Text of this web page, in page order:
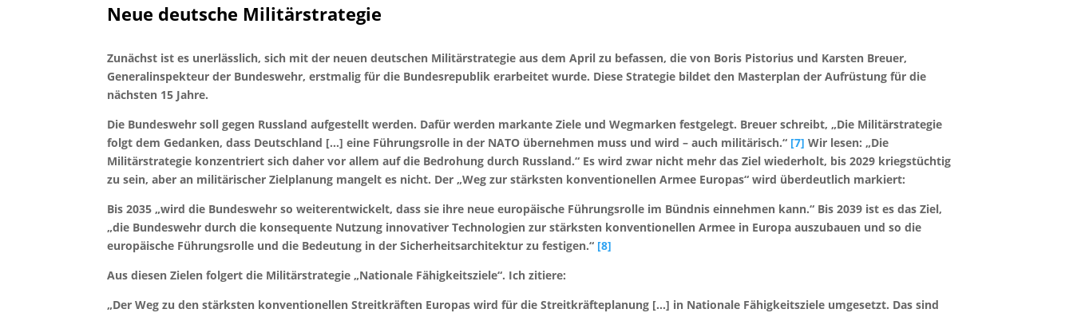
Neue deutsche Militärstrategie
Zunächst ist es unerlässlich, sich mit der neuen deutschen Militärstrategie aus dem April zu befassen, die von Boris Pistorius und Karsten Breuer,
Generalinspekteur der Bundeswehr, erstmalig für die Bundesrepublik erarbeitet wurde. Diese Strategie bildet den Masterplan der Aufrüstung für die
nächsten 15 Jahre.
Die Bundeswehr soll gegen Russland aufgestellt werden. Dafür werden markante Ziele und Wegmarken festgelegt. Breuer schreibt, „Die Militärstrategie
folgt dem Gedanken, dass Deutschland […] eine Führungsrolle in der NATO übernehmen muss und wird – auch militärisch.“ [7] Wir lesen: „Die
Militärstrategie konzentriert sich daher vor allem auf die Bedrohung durch Russland.“ Es wird zwar nicht mehr das Ziel wiederholt, bis 2029 kriegstüchtig
zu sein, aber an militärischer Zielplanung mangelt es nicht. Der „Weg zur stärksten konventionellen Armee Europas“ wird überdeutlich markiert:
Bis 2035 „wird die Bundeswehr so weiterentwickelt, dass sie ihre neue europäische Führungsrolle im Bündnis einnehmen kann.“ Bis 2039 ist es das Ziel,
„die Bundeswehr durch die konsequente Nutzung innovativer Technologien zur stärksten konventionellen Armee in Europa auszubauen und so die
europäische Führungsrolle und die Bedeutung in der Sicherheitsarchitektur zu festigen.“ [8]
Aus diesen Zielen folgert die Militärstrategie „Nationale Fähigkeitsziele“. Ich zitiere:
„Der Weg zu den stärksten konventionellen Streitkräften Europas wird für die Streitkräfteplanung […] in Nationale Fähigkeitsziele umgesetzt. Das sind